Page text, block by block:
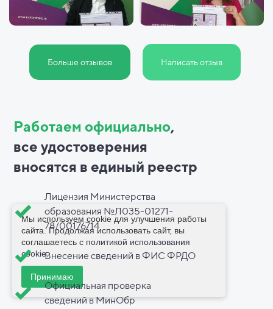
Больше отзывов Написать отзыв
Работаем официально,
все удостоверения
вносятся в единый реестр
Лицензия Министерства
образования №Л035-01271-
78/00176714
Внесение сведений в ФИС ФРДО
Официальная проверка
сведений в МинОбр
Мы используем cookie для улучшения работы
сайта. Продолжая использовать сайт, вы
соглашаетесь с политикой использования
cookie.
Принимаю